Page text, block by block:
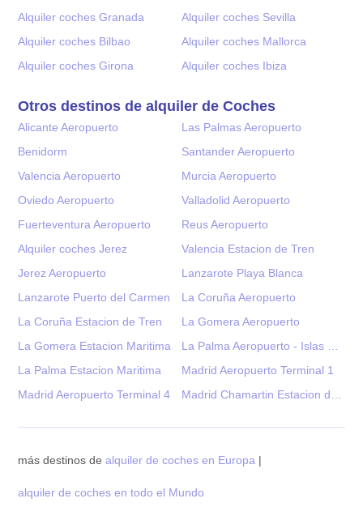
Alquiler coches Granada
Alquiler coches Sevilla
Alquiler coches Bilbao
Alquiler coches Mallorca
Alquiler coches Girona
Alquiler coches Ibiza
Otros destinos de alquiler de Coches
Alicante Aeropuerto
Las Palmas Aeropuerto
Benidorm
Santander Aeropuerto
Valencia Aeropuerto
Murcia Aeropuerto
Oviedo Aeropuerto
Valladolid Aeropuerto
Fuerteventura Aeropuerto
Reus Aeropuerto
Alquiler coches Jerez
Valencia Estacion de Tren
Jerez Aeropuerto
Lanzarote Playa Blanca
Lanzarote Puerto del Carmen
La Coruña Aeropuerto
La Coruña Estacion de Tren
La Gomera Aeropuerto
La Gomera Estacion Maritima
La Palma Estacion Maritima
Madrid Aeropuerto Terminal 1
Madrid Aeropuerto Terminal 4
más destinos dealquiler de coches en Europa |
alquiler de coches en todo el Mundo